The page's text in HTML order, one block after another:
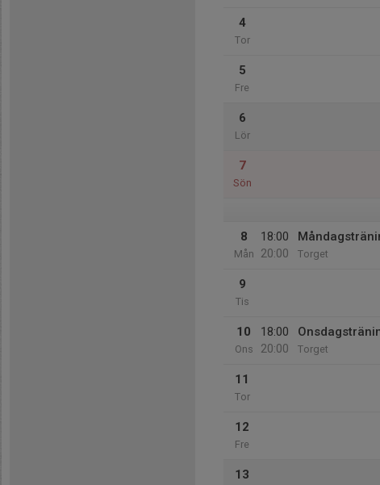
4
Tor
5
Fre
6
Lör
7
Sön
8
Mån
18:00
20:00
Torget
9
Tis
10
Ons
18:00
20:00
Torget
11
Tor
12
Fre
13